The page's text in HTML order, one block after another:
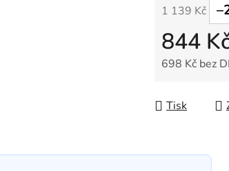
1 139 Kč
844
698 Kč bez
Tisk